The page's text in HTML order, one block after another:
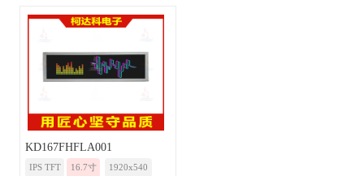
KD167FHFLA001
IPS TFT 16.7寸 1920x540